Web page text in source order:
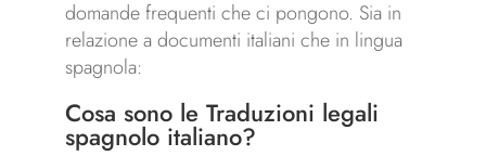
domande frequenti che ci pongono. Sia in
relazione a documenti italiani che in lingua
spagnola:
Cosa sono le Traduzioni legali
spagnolo italiano?